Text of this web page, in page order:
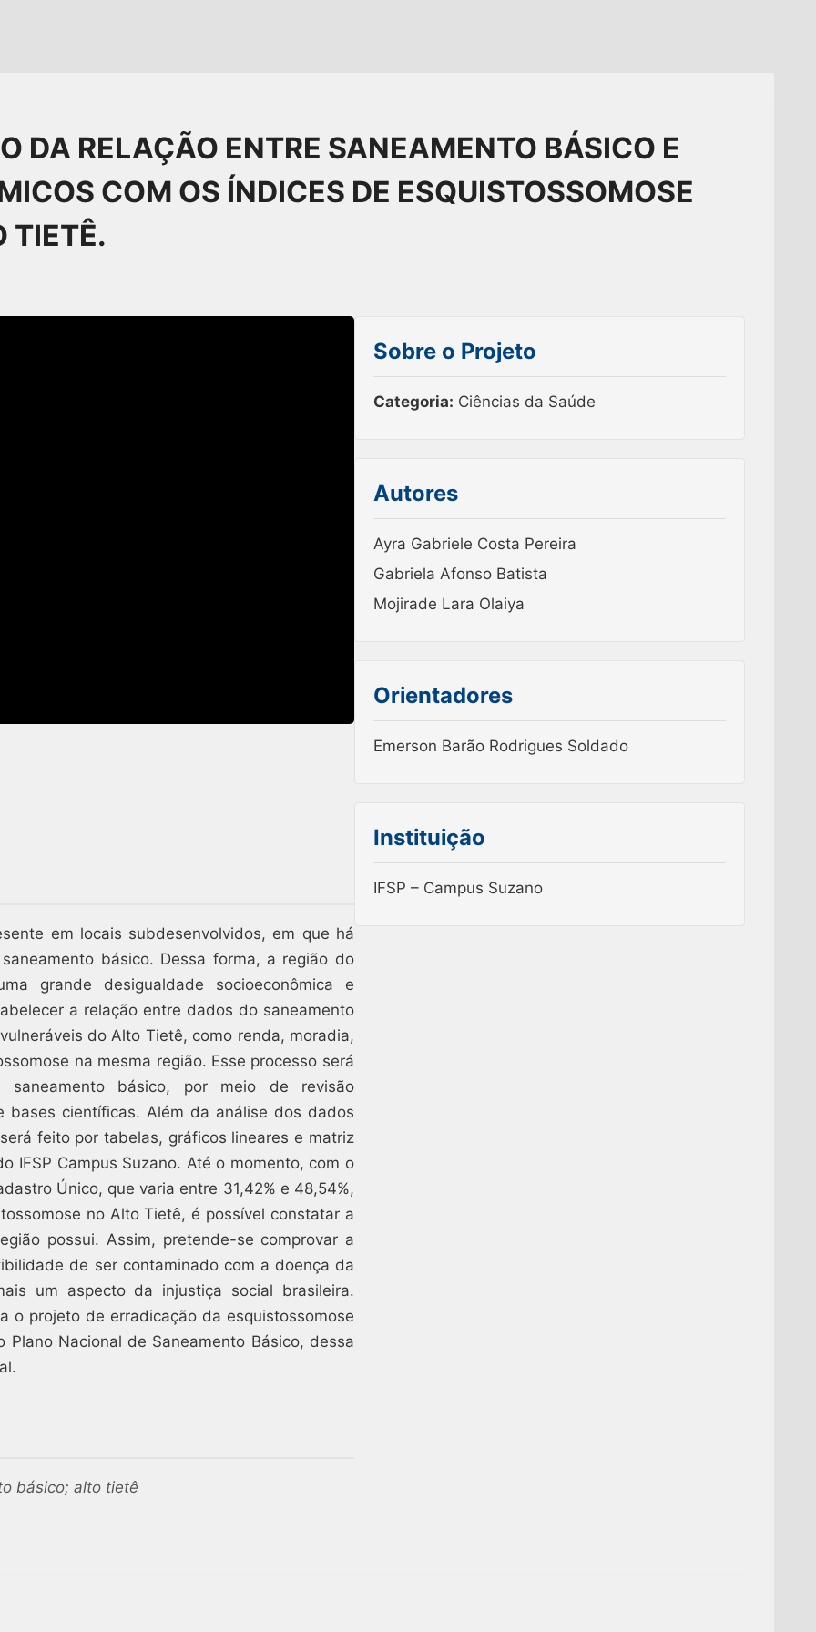
DA RELAÇÃO ENTRE SANEAMENTO BÁSICO E
COM OS ÍNDICES DE ESQUISTOSSOMOSE
TIETÊ.
em locais subdesenvolvidos, em que há
básico. Dessa forma, a região do
grande desigualdade socioeconômica e
a relação entre dados do saneamento
do Alto Tietê, como renda, moradia,
na mesma região. Esse processo será
saneamento básico, por meio de revisão
científicas. Além da análise dos dados
feito por tabelas, gráficos lineares e matriz
IFSP Campus Suzano. Até o momento, com o
Único, que varia entre 31,42% e 48,54%,
no Alto Tietê, é possível constatar a
possui. Assim, pretende-se comprovar a
de ser contaminado com a doença da
um aspecto da injustiça social brasileira.
o projeto de erradicação da esquistossomose
Nacional de Saneamento Básico, dessa
básico; alto tietê
Sobre o Projeto
Categoria: Ciências da Saúde
Autores
Ayra Gabriele Costa Pereira
Gabriela Afonso Batista
Mojirade Lara Olaiya
Orientadores
Emerson Barão Rodrigues Soldado
Instituição
IFSP – Campus Suzano